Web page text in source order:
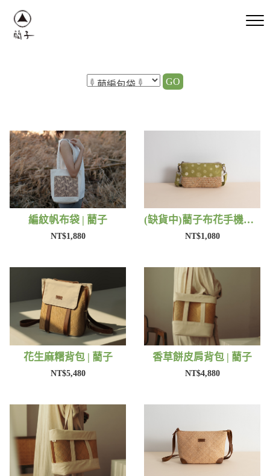
GO
編紋帆布袋 | 藺子
NT$1,880
(缺貨中)藺子布花手機包 | 藺子
NT$1,080
花生麻糬背包 | 藺子
NT$5,480
香草餅皮肩背包 | 藺子
NT$4,880